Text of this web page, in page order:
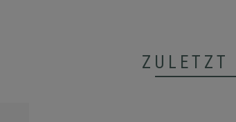
ZULETZT